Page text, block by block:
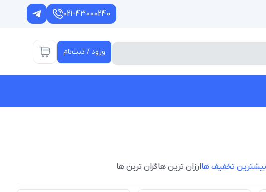
021-43000240
ورود / ثبت‌نام
بیشترین تخفیف هاارزان ترین هاگران ترین ها